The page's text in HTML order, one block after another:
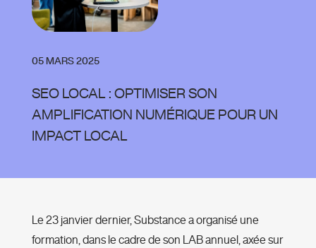
05 MARS 2025
SEO LOCAL : OPTIMISER SON
AMPLIFICATION NUMÉRIQUE POUR UN
IMPACT LOCAL
Le 23 janvier dernier, Substance a organisé une
formation, dans le cadre de son LAB annuel, axée sur